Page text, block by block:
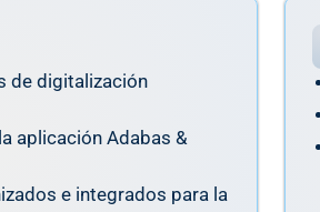
de digitalización
aplicación Adabas &
e integrados para la